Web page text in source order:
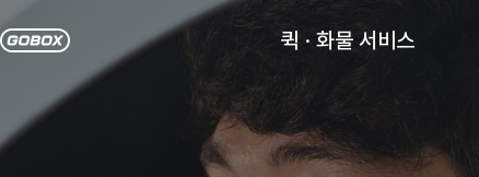
퀵 · 화물 서비스